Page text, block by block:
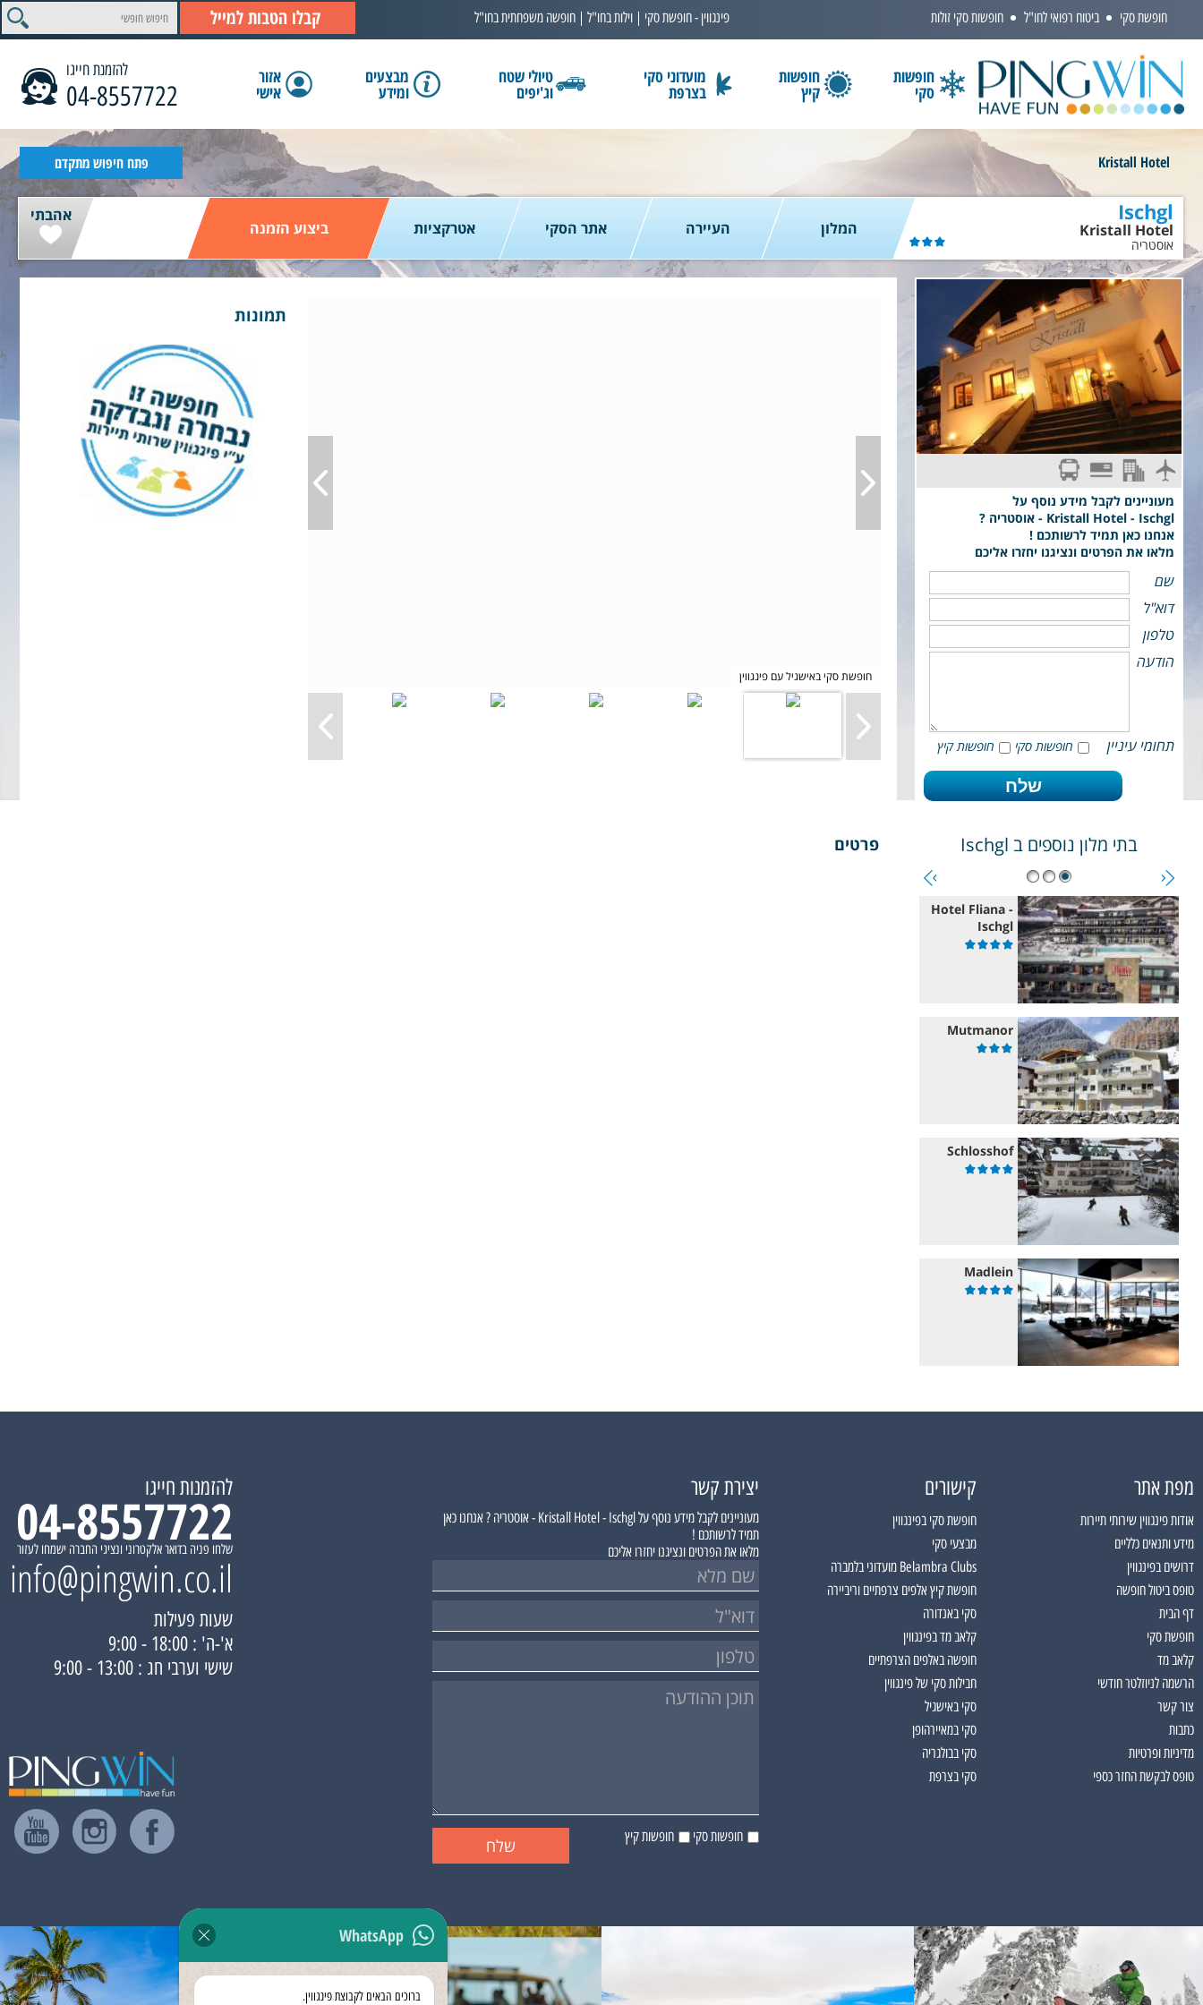
WhatsApp
ברוכים הבאים לקבוצת פינגווין.
פינגווין - חופשת סקי | וילות בחו"ל | חופשה משפחתית בחו"ל קבלו הטבות למייל חופשת סקי ביטוח רפואי לחו"ל חופשות סקי זולות
חופשות
סקי
חופשות
קיץ
מועדוני סקי
בצרפת
טיולי שטח
וג'יפים
מבצעים
ומידע
אזור
אישי
להזמנת חייגו
04-8557722
הצג תוצאות Kristall Hotel פתח חיפוש מתקדם
Ischgl
Kristall Hotel
אוסטריה
המלון העיירה אתר הסקי אטרקציות ביצוע הזמנה
אהבתי
חופשת סקי באישגיל עם פינגווין
תמונות
פרטים
טיסת פינגווין: תל-אביב - Salzburg
בחדר. דירות על בסיס לינה בלבד
סקי פס מורחב
העברות משדה התעופה למלון וחזרה. כבודה: מזוודה
וציוד סקי עד 23 ק"ג + תיק יד 7 ק"ג
מעוניינים לקבל מידע נוסף על
Kristall Hotel - Ischgl - אוסטריה ?
אנחנו כאן תמיד לרשותכם !
מלאו את הפרטים ונציגנו יחזרו אליכם
שם
דוא"ל
טלפון
הודעה
תחומי עיניין חופשות סקי חופשות קיץ
בתי מלון נוספים ב Ischgl
Hotel Fliana -
Ischgl
Mutmanor
Schlosshof
Madlein
מפת אתר
אודות פינגווין שירותי תיירות
מידע ותנאים כלליים
דרושים בפינגווין
טופס ביטול חופשה
דף הבית
חופשת סקי
קלאב מד
הרשמה לניוזלטר חודשי
צור קשר
כתבות
מדיניות ופרטיות
טופס לבקשת החזר כספי
קישורים
חופשת סקי בפינגווין
מבצעי סקי
Belambra Clubs מועדוני בלמברה
חופשת קיץ אלפים צרפתיים וריביירה
סקי באנדורה
קלאב מד בפינגווין
חופשה באלפים הצרפתיים
חבילות סקי של פינגווין
סקי באישגיל
סקי במאיירהופן
סקי בבולגריה
סקי בצרפת
יצירת קשר
מעוניינים לקבל מידע נוסף עלKristall Hotel - Ischgl - אוסטריה ?
אנחנו כאן
תמיד לרשותכם !
מלאו את הפרטים ונציגנו יחזרו אליכם
חופשות סקי חופשות קיץ
להזמנות חייגו
04-8557722
שלחו פניה בדואר אלקטרוני ונציגי החברה ישמחו לעזור
info@pingwin.co.il
שעות פעילות
א'-ה' : 18:00 - 9:00
שישי וערבי חג : 13:00 - 9:00